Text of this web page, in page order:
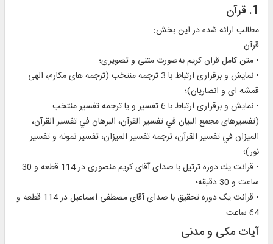
1. قرآن
مطالب ارائه شده در اين بخش:
قرآن
• متن كامل قران كريم به‌صورت متنی و تصويری؛
• نمايش و برقراری ارتباط با 3 ترجمه منتخب (ترجمه های مکارم، الهی
قمشه ای و انصاريان)؛
• نمايش و برقراری ارتباط با 6 تفسير و یا ترجمه تفسیر منتخب
(تفسيرهای مجمع البيان في تفسير القرآن، البرهان في تفسير القرآن،
المیزان في تفسیر القرآن، ترجمه تفسیر المیزان، ‏تفسیر نمونه و تفسیر
نور)؛
• قرائت يك دوره ترتيل با صدای آقای کريم منصوری در 114 قطعه و 30
ساعت و 30 دقيقه؛
• قرائت يک دوره تحقيق با صدای آقای مصطفی اسماعيل در 114 قطعه و
64 ساعت.
آیات مکی و مدنی